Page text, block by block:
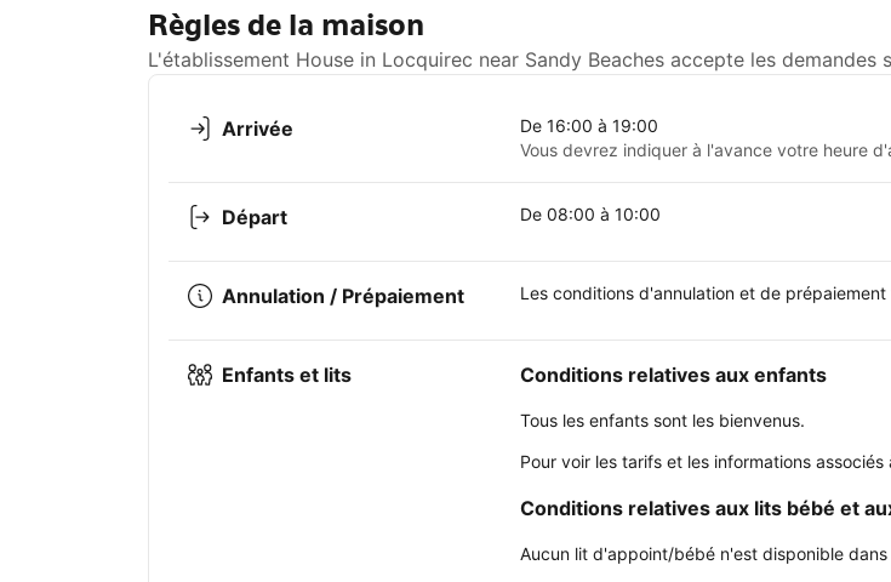
Règles de la maison
L'établissement House in Locquirec near Sandy Beaches accepte les
Arrivée
De 16:00 à 19:00
Vous devrez indiquer à l'avance votre heure
Départ De 08:00 à 10:00
Annulation / Prépaiement Les conditions d'annulation et de
Enfants et lits Conditions relatives aux enfants
Tous les enfants sont les bienvenus.
Pour voir les tarifs et les informations
Conditions relatives aux lits bébé et
Aucun lit d'appoint/bébé n'est disponible